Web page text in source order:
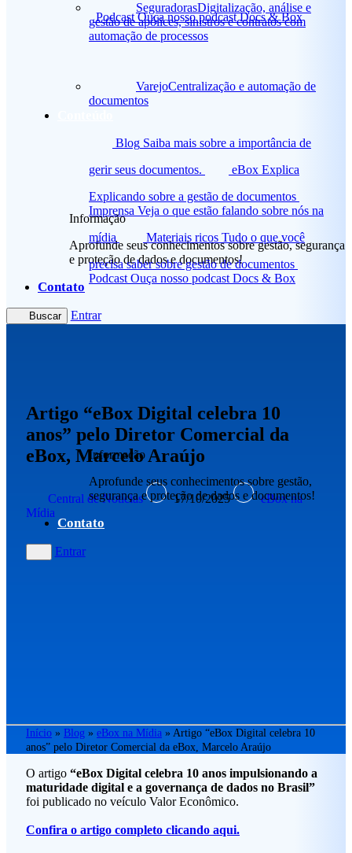
SeguradorasDigitalização, análise e
gestão de apólices, sinistros e contratos com
automação de processos
VarejoCentralização e automação de
documentos
Blog Saiba mais sobre a importância de
gerir seus documentos.
eBox Explica
Explicando sobre a gestão de documentos
Imprensa Veja o que estão falando sobre nós na
mídia
Materiais ricos Tudo o que você
precisa saber sobre gestão de documentos
Podcast Ouça nosso podcast Docs & Box
Informação
Aprofunde seus conhecimentos sobre gestão,
segurança e proteção de dados e documentos!
Contato
Entrar
Podcast Ouça nosso podcast Docs & Box
Informação
Aprofunde seus conhecimentos sobre gestão, segurança
e proteção de dados e documentos!
Contato
Buscar Entrar
Artigo “eBox Digital celebra 10
anos” pelo Diretor Comercial da
eBox, Marcelo Araújo
Central de Notícias 17/10/2025
eBox na
Mídia
Início » Blog » eBox na Mídia » Artigo “eBox Digital celebra 10
anos” pelo Diretor Comercial da eBox, Marcelo Araújo
O artigo “eBox Digital celebra 10 anos impulsionando a
maturidade digital e a governança de dados no Brasil”
foi publicado no veículo Valor Econômico.
Confira o artigo completo clicando aqui.